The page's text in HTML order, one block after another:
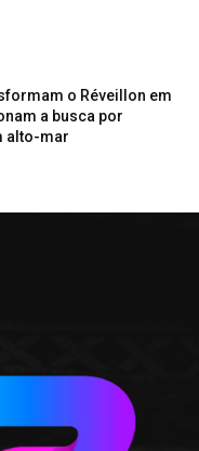
o Réveillon em
a busca por
alto-mar